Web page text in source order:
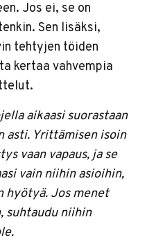
Jos ei, se on
Sen lisäksi,
tehtyjen töiden
kertaa vahvempia
aikaasi suorastaan
asti. Yrittämisen isoin
vaan vapaus, ja se
vain niihin asioihin,
hyötyä. Jos menet
suhtaudu niihin